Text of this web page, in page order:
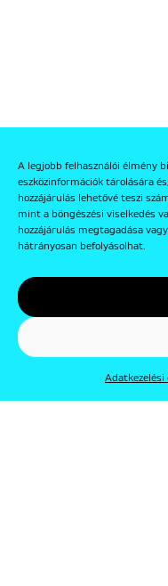
A legjobb felhasználói élmény
eszközinformációk tárolására
hozzájárulás lehetővé teszi
mint a böngészési viselkedés
hozzájárulás megtagadása
hátrányosan befolyásolhat.
Adatkezelési